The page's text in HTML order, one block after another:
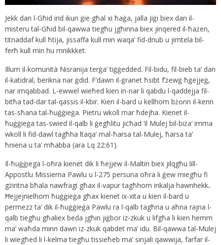
Jekk dan l-Għid irid ikun ġie għal xi ħaġa, jalla jiġi biex dan il-
misteru tal-Għid bil-qawwa tiegħu jgħinna biex jinqered il-ħażen,
titnaddaf kull ħtija, jissaffa kull min waqa’ fid-dnub u jimtela bil-
ferħ kull min hu mnikkket.
Illum il-komunità Nisranija terġa’ tiġġedded. Fil-bidu, fil-bieb ta’ dan
il-katidral, berikna nar ġdid. F’dawn il-ġranet ħsibt f’żewġ ħġejjeġ,
nar imqabbad. L-ewwel wieħed kien in-nar li qabdu l-qaddejja fil-
bitħa tad-dar tal-qassis il-kbir. Kien il-bard u kellhom bżonn il-kenn
tas-sħana tal-ħuġġieġa. Pietru wkoll mar ħdejha. Kienet il-
ħuġġieġa tas-swied il-qalb li ġegħlitu jiċħad ’il Mulej bil-biża’ imma
wkoll li fid-dawl tagħha ltaqa’ mal-ħarsa tal-Mulej, ħarsa ta’
ħniena u ta’ mħabba (ara Lq 22:61).
Il-ħuġġiega l-oħra kienet dik li ħejjew il-Maltin biex jilqgħu lill-
Appostlu Missierna Pawlu u l-275 persuna oħra li ġew miegħu fi
gżiritna bħala nawfragi għax il-vapur tagħhom inkalja hawnhekk.
Ħejjejnielhom ħuġġieġa għax kienet ix-xita u kien il-bard u
permezz ta’ dik il-ħuġġieġa Pawlu ra l-qalb tagħna u aħna rajna l-
qalb tiegħu għaliex beda jgħin jiġbor iz-zkuk u lifgħa li kien hemm
ma’ waħda minn dawn iz-zkuk qabdet ma’ idu. Bil-qawwa tal-Mulej
li wiegħed li l-kelma tiegħu tissieħeb ma’ sinjali qawwija, farfar il-